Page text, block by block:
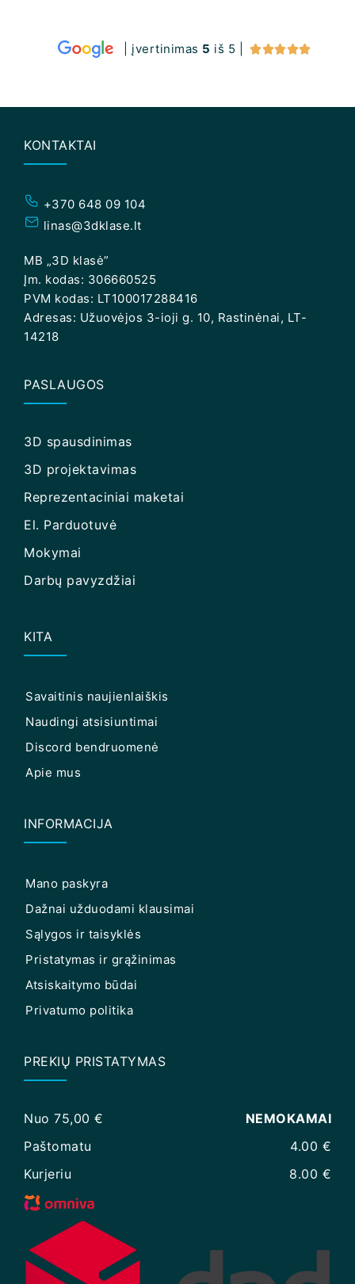
| įvertinimas 5 iš 5 | 
KONTAKTAI
+370 648 09 104
linas@3dklase.lt
MB „3D klasė”
Įm. kodas: 306660525
PVM kodas: LT100017288416
Adresas: Užuovėjos 3-ioji g. 10, Rastinėnai, LT-
14218
PASLAUGOS
3D spausdinimas
3D projektavimas
Reprezentaciniai maketai
El. Parduotuvė
Mokymai
Darbų pavyzdžiai
KITA
Savaitinis naujienlaiškis
Naudingi atsisiuntimai
Discord bendruomenė
Apie mus
INFORMACIJA
Mano paskyra
Dažnai užduodami klausimai
Sąlygos ir taisyklės
Pristatymas ir grąžinimas
Atsiskaitymo būdai
Privatumo politika
PREKIŲ PRISTATYMAS
Nuo 75,00 €
NEMOKAMAI
Paštomatu
4.00 €
Kurjeriu
8.00 €